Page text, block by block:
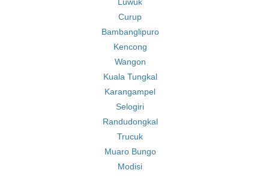
Curup
Bambanglipuro
Kencong
Wangon
Kuala Tungkal
Karangampel
Selogiri
Randudongkal
Trucuk
Muaro Bungo
Modisi